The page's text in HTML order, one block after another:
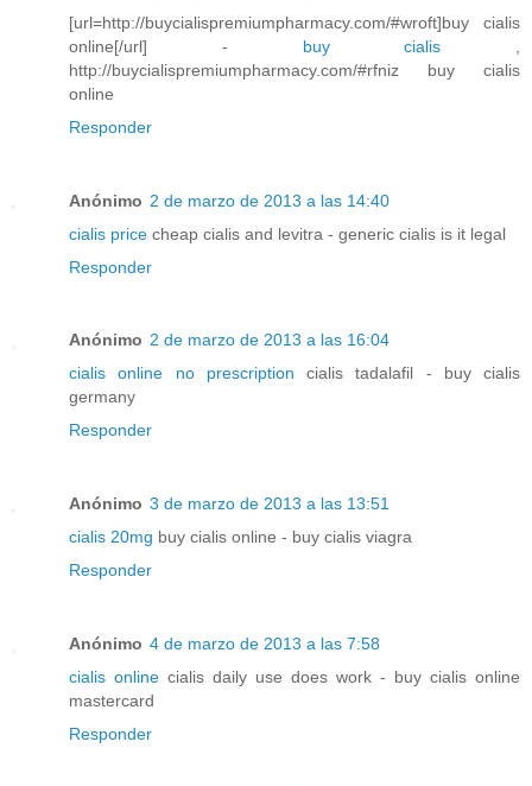
[url=http://buycialispremiumpharmacy.com/#wroft]buy cialis
online[/url] - buy cialis
http://buycialispremiumpharmacy.com/#rfniz buy cialis
online
Responder
Anónimo 2 de marzo de 2013 a las 14:40
cialis price cheap cialis and levitra - generic cialis is it legal
Responder
Anónimo 2 de marzo de 2013 a las 16:04
cialis online no prescription cialis tadalafil - buy cialis
germany
Responder
Anónimo 3 de marzo de 2013 a las 13:51
cialis 20mg buy cialis online - buy cialis viagra
Responder
Anónimo 4 de marzo de 2013 a las 7:58
cialis online cialis daily use does work - buy cialis online
mastercard
Responder